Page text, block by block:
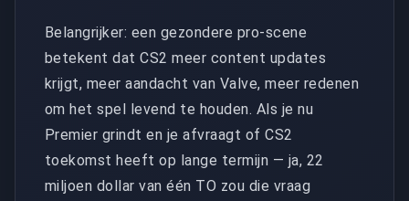
Belangrijker: een gezondere pro-scene
betekent dat CS2 meer content updates
krijgt, meer aandacht van Valve, meer redenen
om het spel levend te houden. Als je nu
Premier grindt en je afvraagt of CS2
toekomst heeft op lange termijn — ja, 22
miljoen dollar van één TO zou die vraag